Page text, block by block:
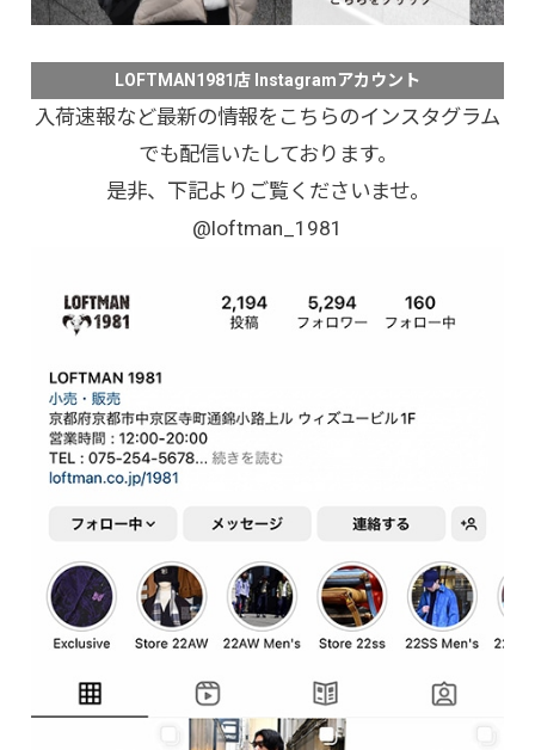
LOFTMAN1981店 Instagramアカウント
入荷速報など最新の情報をこちらのインスタグラム
でも配信いたしております。
是非、下記よりご覧くださいませ。
@loftman_1981